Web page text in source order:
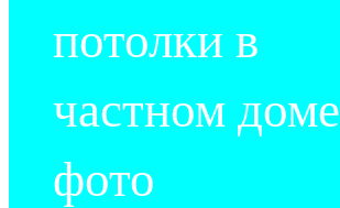
потолки в
частном доме
фото